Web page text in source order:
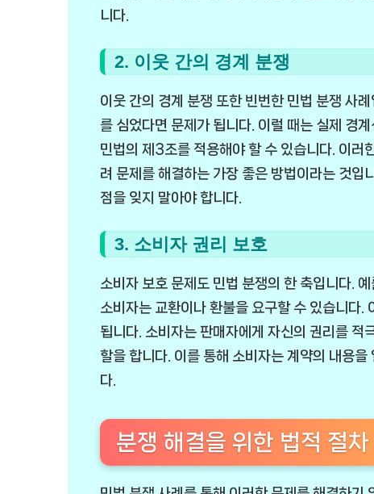
니다.
2. 이웃 간의 경계 분쟁
이웃 간의 경계 분쟁 또한 빈번한 민법 분쟁 사
를 심었다면 문제가 됩니다. 이럴 때는 실제 경
민법의 제3조를 적용해야 할 수 있습니다. 이러
려 문제를 해결하는 가장 좋은 방법이라는 것입
점을 잊지 말아야 합니다.
3. 소비자 권리 보호
소비자 보호 문제도 민법 분쟁의 한 축입니다.
소비자는 교환이나 환불을 요구할 수 있습니다
됩니다. 소비자는 판매자에게 자신의 권리를 적
할을 합니다. 이를 통해 소비자는 계약의 내용
다.
분쟁 해결을 위한 법적 절차